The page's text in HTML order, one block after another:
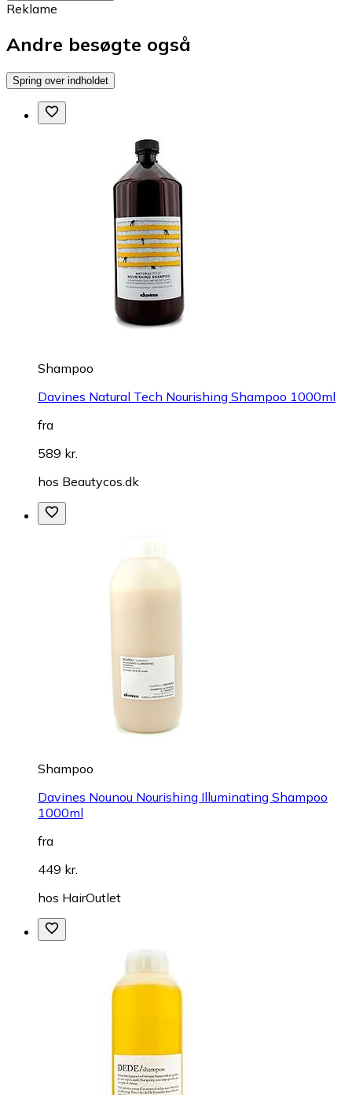
Reklame
Andre besøgte også
Spring over indholdet
Shampoo
Davines Natural Tech Nourishing Shampoo 1000ml
fra
589 kr.
hos Beautycos.dk
Shampoo
Davines Nounou Nourishing Illuminating Shampoo
1000ml
fra
449 kr.
hos HairOutlet